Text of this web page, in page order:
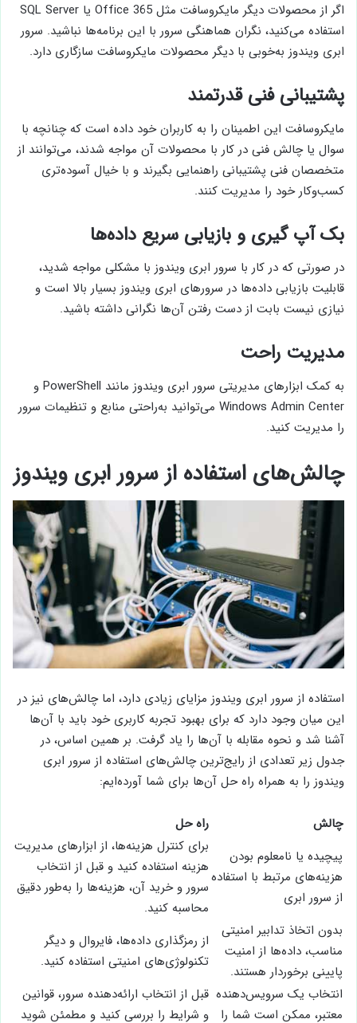
اگر از محصولات دیگر مایکروسافت مثل Office 365 یا SQL Server
استفاده می‌کنید، نگران هماهنگی سرور با این برنامه‌ها نباشید. سرور
ابری ویندوز به‌خوبی با دیگر محصولات مایکروسافت سازگاری دارد.
پشتیبانی فنی قدرتمند
مایکروسافت این اطمینان را به کاربران خود داده است که چنانچه با
سوال یا چالش فنی در کار با محصولات آن مواجه شدند، می‌توانند از
متخصصان فنی پشتیبانی راهنمایی بگیرند و با خیال آسوده‌تری
کسب‌وکار خود را مدیریت کنند.
بک آپ گیری و بازیابی سریع داده‌ها
در صورتی که در کار با سرور ابری ویندوز با مشکلی مواجه شدید،
قابلیت بازیابی داده‌ها در سرورهای ابری ویندوز بسیار بالا است و
نیازی نیست بابت از دست رفتن آن‌ها نگرانی داشته باشید.
مدیریت راحت
به کمک ابزارهای مدیریتی سرور ابری ویندوز مانند PowerShell و
Windows Admin Center می‌توانید به‌راحتی منابع و تنظیمات سرور
را مدیریت کنید.
چالش‌های استفاده از سرور ابری ویندوز
استفاده از سرور ابری ویندوز مزایای زیادی دارد، اما چالش‌های نیز در
این میان وجود دارد که برای بهبود تجربه کاربری خود باید با آن‌ها
آشنا شد و نحوه مقابله با آن‌ها را یاد گرفت. بر همین اساس، در
جدول زیر تعدادی از رایج‌ترین چالش‌های استفاده از سرور ابری
ویندوز را به همراه راه حل آن‌ها برای شما آورده‌ایم:
چالش
راه حل
پیچیده یا نامعلوم بودن
هزینه‌های مرتبط با استفاده
از سرور ابری
برای کنترل هزینه‌ها، از ابزارهای مدیریت
هزینه استفاده کنید و قبل از انتخاب
سرور و خرید آن، هزینه‌ها را به‌طور دقیق
محاسبه کنید.
بدون اتخاذ تدابیر امنیتی
مناسب، داده‌ها از امنیت
پایینی برخوردار هستند.
از رمزگذاری داده‌ها، فایروال و دیگر
تکنولوژی‌های امنیتی استفاده کنید.
انتخاب یک سرویس‌دهنده
معتبر، ممکن است شما را
قبل از انتخاب ارائه‌دهنده سرور، قوانین
و شرایط را بررسی کنید و مطمئن شوید